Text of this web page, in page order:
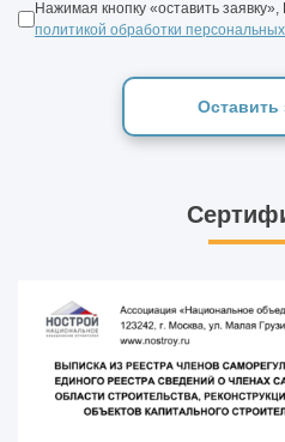
Нажимая кнопку «оставить
политикой обработки
Оставить